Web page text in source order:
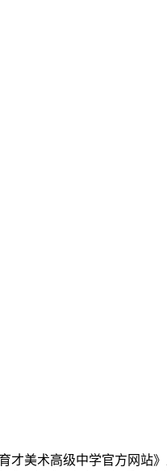
美术高级中学官方网站